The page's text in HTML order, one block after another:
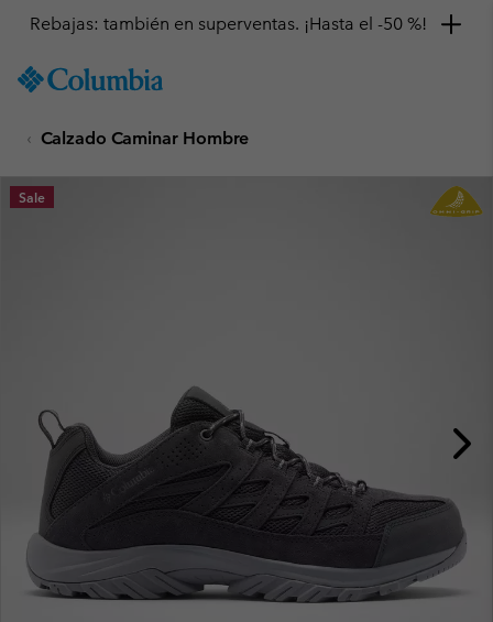
TO
SKIP
MAIN
NAV
Rebajas: también en superventas. ¡Hasta el -50 %!
Calzado Caminar Hombre
Sale